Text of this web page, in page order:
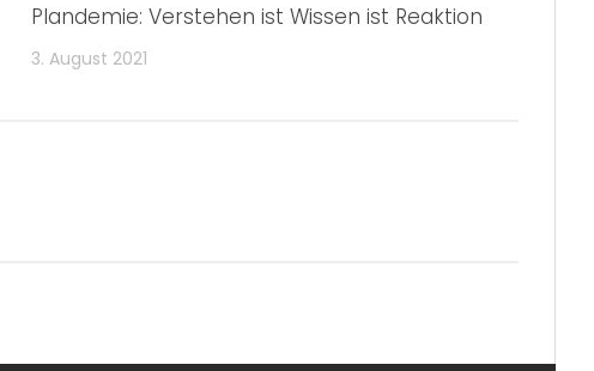
Plandemie: Verstehen ist Wissen ist Reaktion
3. August 2021